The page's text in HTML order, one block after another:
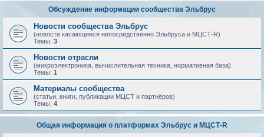
Обсуждение информации сообщества Эльбрус
Новости сообщества Эльбрус
(новости касающиеся непосредственно Эльбруса и МЦСТ-R)
Темы: 3
Новости отрасли
(микроэлектроника, вычислительная техника, нормативная база)
Темы: 1
Материалы сообщества
(статьи, книги, публикации МЦСТ и партнёров)
Темы: 4
Общая информация о платформах Эльбрус и МЦСТ-R